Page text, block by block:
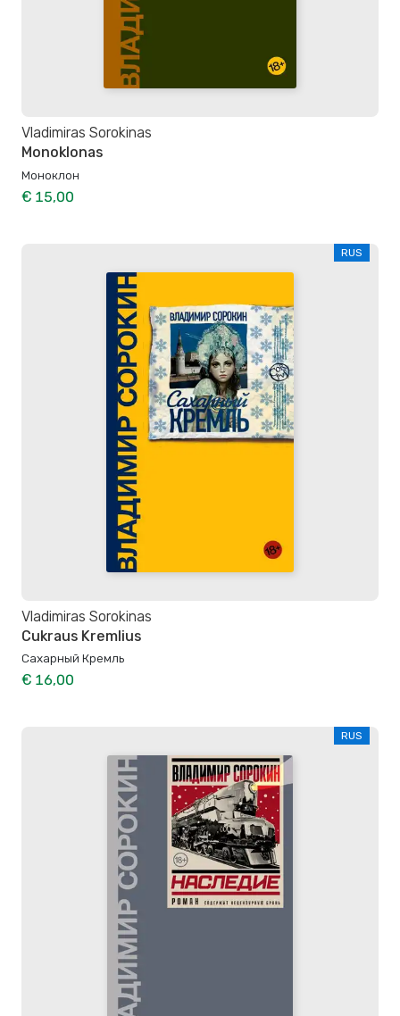
Vladimiras Sorokinas
Monoklonas
Моноклон
€ 15,00
RUS
Vladimiras Sorokinas
Cukraus Kremlius
Сахарный Кремль
€ 16,00
RUS